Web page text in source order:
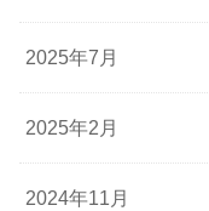
2025年7月
2025年2月
2024年11月